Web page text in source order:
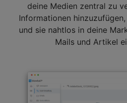
deine Medien zentral zu
Informationen
und sie nahtlos in deine
Mails und Artikel